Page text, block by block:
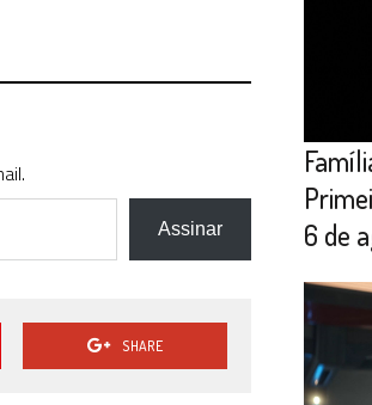
ou
aumentar
ou
Assinar
SHARE
6 de